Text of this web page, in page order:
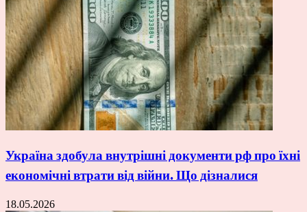
Україна здобула внутрішні документи рф про їхні
економічні втрати від війни. Що дізналися
18.05.2026